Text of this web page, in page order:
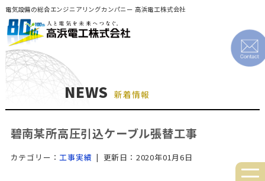
電気設備の総合エンジニアリングカンパニー 高浜電工株式会社
NEWS 新着情報
碧南某所高圧引込ケーブル張替工事
カテゴリー： 工事実績 | 更新日：2020年01月6日